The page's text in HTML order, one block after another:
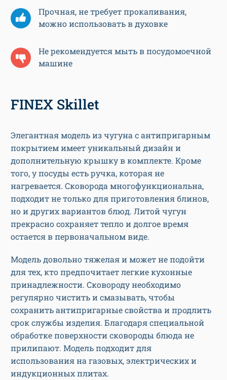
Прочная, не требует прокаливания,
можно использовать в духовке
Не рекомендуется мыть в посудомоечной
машине
FINEX Skillet
Элегантная модель из чугуна с антипригарным
покрытием имеет уникальный дизайн и
дополнительную крышку в комплекте. Кроме
того, у посуды есть ручка, которая не
нагревается. Сковорода многофункциональна,
подходит не только для приготовления блинов,
но и других вариантов блюд. Литой чугун
прекрасно сохраняет тепло и долгое время
остается в первоначальном виде.
Модель довольно тяжелая и может не подойти
для тех, кто предпочитает легкие кухонные
принадлежности. Сковороду необходимо
регулярно чистить и смазывать, чтобы
сохранить антипригарные свойства и продлить
срок службы изделия. Благодаря специальной
обработке поверхности сковороды блюда не
прилипают. Модель подходит для
использования на газовых, электрических и
индукционных плитах.